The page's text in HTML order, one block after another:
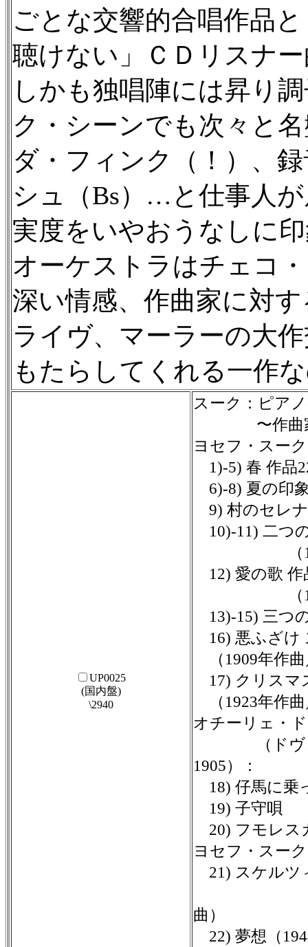
ごとな交響的合唱作品
聴けない」ＣＤリスナ
しかも独唱陣には昇り
ク・シーンでも次々と
ダ・フィンク（！）、
シュ（Bs）…と仕事人
実度をいやおうなしに
オーケストラはチェコ
深い情感、作曲家に対
ライヴ、マーラーの大
もたらしてくれる一作
UP0025
(国内盤)
\2940
スーク：ピア
〜作曲家自
ヨセフ・スー
1)-5) 春 作品
6)-8) 夏の印
9) 村のセレナ
10)-11) 二つ
（1891年
12) 愛の歌 作
（1893年
13)-15) 三つ
16) 悪ふざけ
（1909年作曲
17) クリスマ
（1923年作曲
オチーリェ・
（ドヴォル
1905）：
18) 仔馬に乗
19) 子守唄
20) フモレス
ヨセフ・スー
21) スケルツ
曲）
22) 夢想（